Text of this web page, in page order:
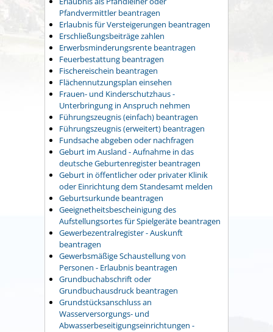
Pfandvermittler beantragen
Erlaubnis für Versteigerungen beantragen
Erschließungsbeiträge zahlen
Erwerbsminderungsrente beantragen
Feuerbestattung beantragen
Fischereischein beantragen
Flächennutzungsplan einsehen
Frauen- und Kinderschutzhaus -
Unterbringung in Anspruch nehmen
Führungszeugnis (einfach) beantragen
Führungszeugnis (erweitert) beantragen
Fundsache abgeben oder nachfragen
Geburt im Ausland - Aufnahme in das
deutsche Geburtenregister beantragen
Geburt in öffentlicher oder privater Klinik
oder Einrichtung dem Standesamt melden
Geburtsurkunde beantragen
Geeignetheitsbescheinigung des
Aufstellungsortes für Spielgeräte beantragen
Gewerbezentralregister - Auskunft
beantragen
Gewerbsmäßige Schaustellung von
Personen - Erlaubnis beantragen
Grundbuchabschrift oder
Grundbuchausdruck beantragen
Grundstücksanschluss an
Wasserversorgungs- und
Abwasserbeseitigungseinrichtungen -